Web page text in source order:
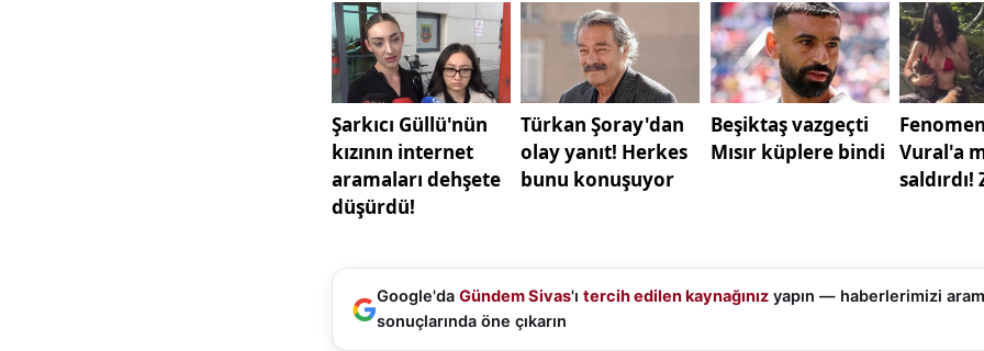
Google'da Gündem Sivas'ı tercih edilen kaynağınız yapın — haberlerimizi
sonuçlarında öne çıkarın